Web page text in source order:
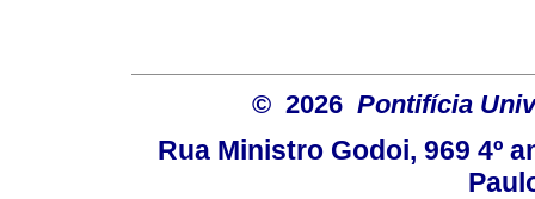
© 2026 Pontifícia
Rua Ministro Godoi, 969 4º